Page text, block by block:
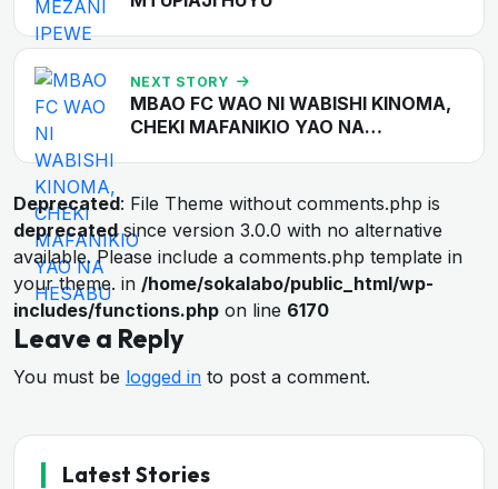
NEXT STORY
MBAO FC WAO NI WABISHI KINOMA,
CHEKI MAFANIKIO YAO NA…
Deprecated: File Theme without comments.php is
deprecatedsince version 3.0.0 with no alternative
available. Please include a comments.php template in
your theme. in /home/sokalabo/public_html/wp-
includes/functions.php on line 6170
Leave a Reply
You must be logged in to post a comment.
Latest Stories